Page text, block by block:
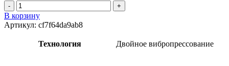
В корзину
Артикул: cf7f64da9ab8
Технология Двойное вибропрессование